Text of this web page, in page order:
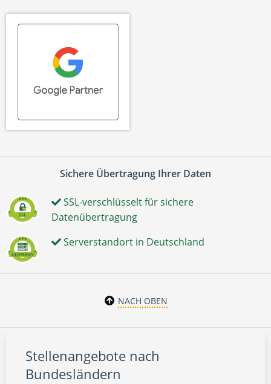
Sichere Übertragung Ihrer Daten
SSL-verschlüsselt für sichere
Datenübertragung
Serverstandort in Deutschland
NACH OBEN
Stellenangebote nach
Bundesländern